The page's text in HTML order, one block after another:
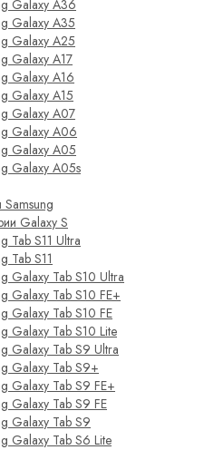
Galaxy A36
Galaxy A35
Galaxy A25
Galaxy A17
Galaxy A16
Galaxy A15
Galaxy A07
Galaxy A06
Galaxy A05
Galaxy A05s
Galaxy S
Tab S11 Ultra
Tab S11
Galaxy Tab S10 Ultra
Galaxy Tab S10 FE+
Galaxy Tab S10 FE
Galaxy Tab S10 Lite
Galaxy Tab S9 Ultra
Galaxy Tab S9+
Galaxy Tab S9 FE+
Galaxy Tab S9 FE
Galaxy Tab S9
Galaxy Tab S6 Lite